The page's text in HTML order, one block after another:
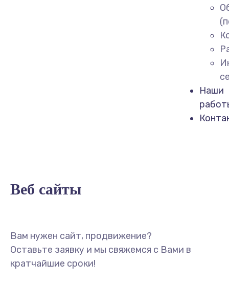
Наши
Веб сайты
Вам нужен сайт, продвижение?
Оставьте заявку и мы свяжемся с Вами в
кратчайшие сроки!